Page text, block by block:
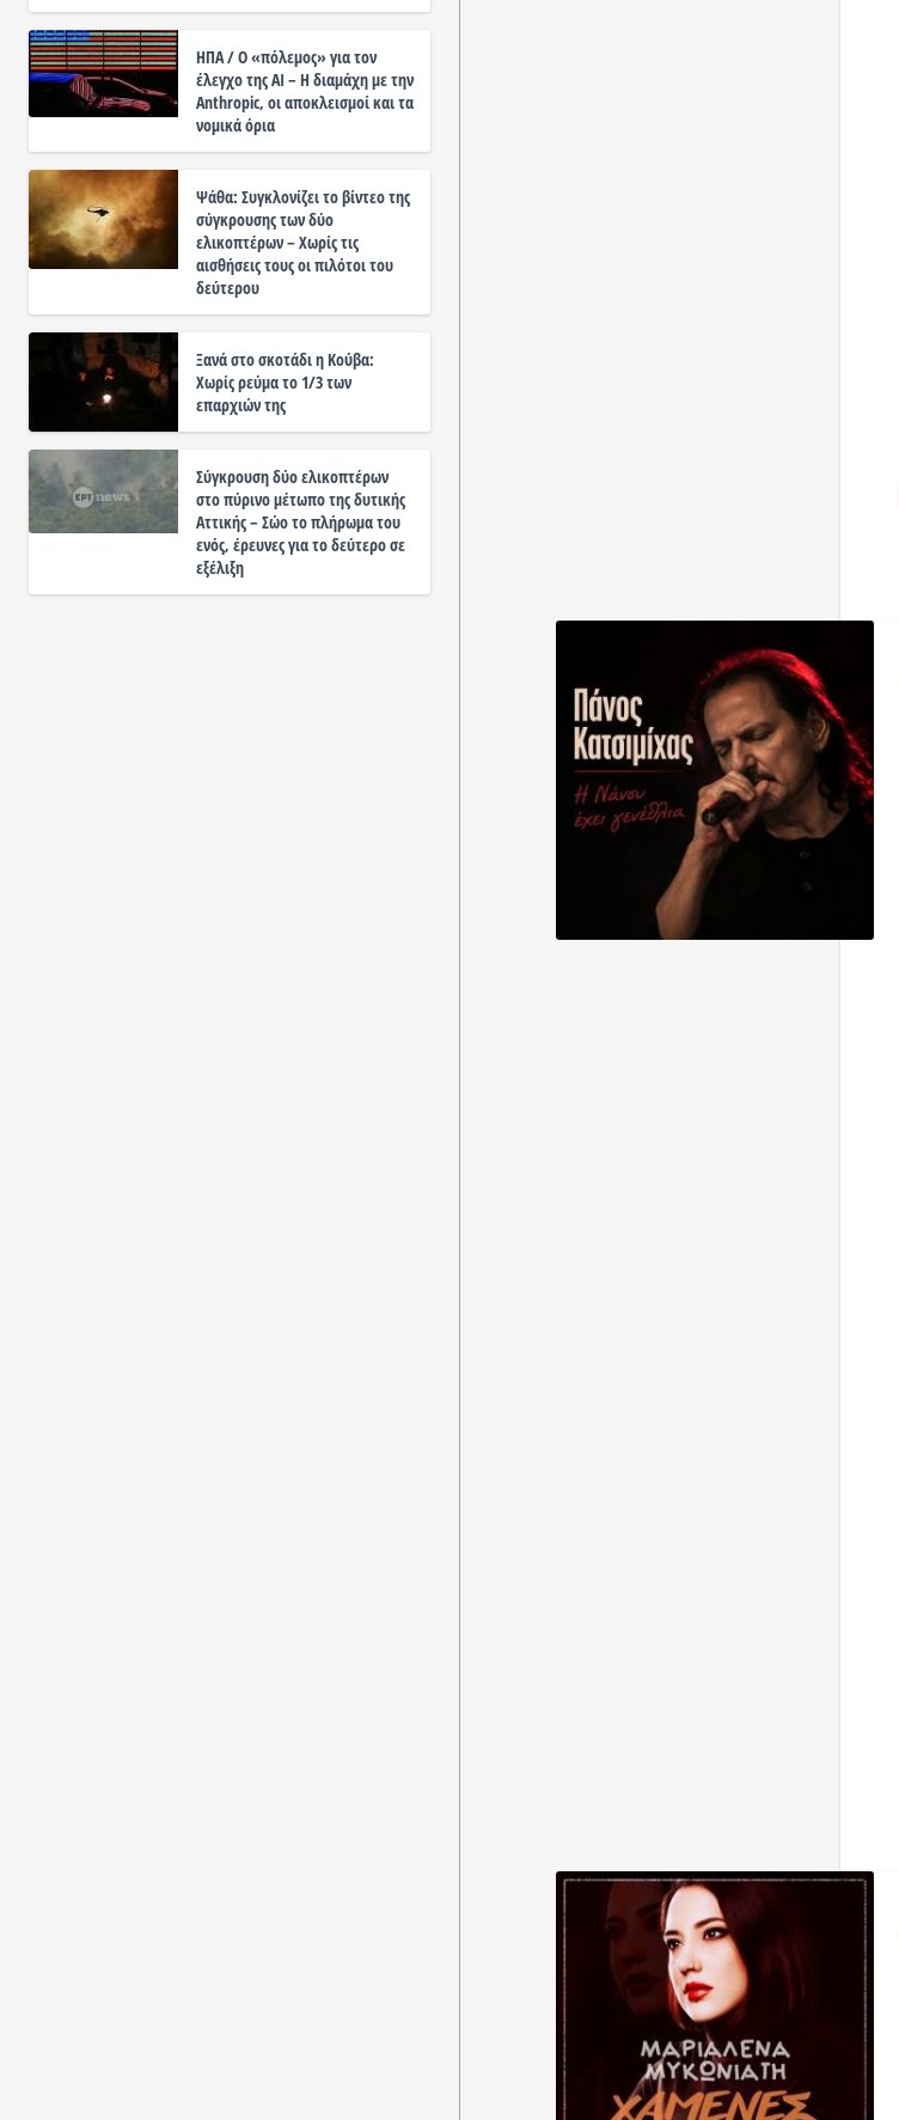
ΗΠΑ / Ο «πόλεμος» για τον
έλεγχο της ΑΙ – Η διαμάχη με την
Anthropic, οι αποκλεισμοί και τα
νομικά όρια
Ψάθα: Συγκλονίζει το βίντεο της
σύγκρουσης των δύο
ελικοπτέρων – Χωρίς τις
αισθήσεις τους οι πιλότοι του
δεύτερου
Ξανά στο σκοτάδι η Κούβα:
Χωρίς ρεύμα το 1/3 των
επαρχιών της
Σύγκρουση δύο ελικοπτέρων
στο πύρινο μέτωπο της δυτικής
Αττικής – Σώο το πλήρωμα του
ενός, έρευνες για το δεύτερο σε
εξέλιξη